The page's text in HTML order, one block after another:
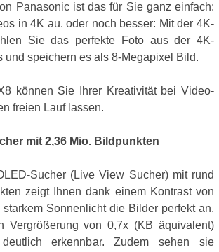
Panasonic ist das für Sie ganz einfach:
in 4K au. oder noch besser: Mit der 4K-
Sie das perfekte Foto aus der 4K-
und speichern es als 8-Megapixel Bild.
können Sie Ihrer Kreativität bei Video-
freien Lauf lassen.
mit 2,36 Mio. Bildpunkten
Sucher (Live View Sucher) mit rund
zeigt Ihnen dank einem Kontrast von
Sonnenlicht die Bilder perfekt an.
Vergrößerung von 0,7x (KB äquivalent)
erkennbar. Zudem sehen sie